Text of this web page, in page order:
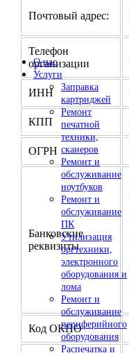
О нас
Услуги
Заправка
картриджей
Ремонт
печатной
техники,
сканеров
Ремонт и
обслуживание
ноутбуков
Ремонт и
обслуживание
ПК
Утилизация
оргтехники,
электронного
оборудования и
лома
Ремонт и
обслуживание
периферийного
оборудования
Распечатка и
Почтовый адрес:
Телефон
организации
ИНН
КПП
ОГРН
Банковские
реквизиты
Код ОКПО